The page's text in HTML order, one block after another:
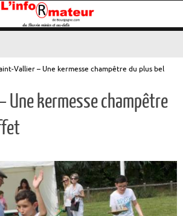
Vallier – Une kermesse champêtre du plus bel
Une kermesse champêtre